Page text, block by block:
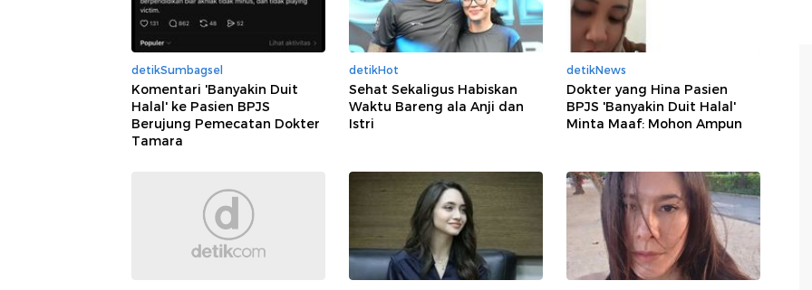
detikSumbagsel
Komentari 'Banyakin Duit
Halal' ke Pasien BPJS
Berujung Pemecatan Dokter
Tamara
detikHot
Sehat Sekaligus Habiskan
Waktu Bareng ala Anji dan
Istri
detikNews
Dokter yang Hina Pasien
BPJS 'Banyakin Duit Halal'
Minta Maaf: Mohon Ampun